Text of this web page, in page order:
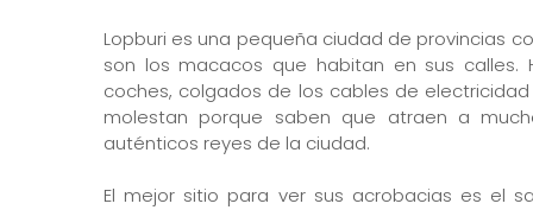
Lopburi es una pequeña ciudad de provincias
son los macacos que habitan en sus
coches, colgados de los cables de
molestan porque saben que atraen a
auténticos reyes de la ciudad.
El mejor sitio para ver sus acrobacias es el